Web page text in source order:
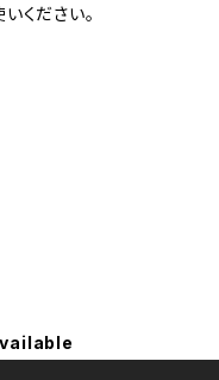
ください。